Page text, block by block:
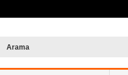
500 TL VE